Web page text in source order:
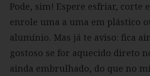
Pode, sim! Espere esfriar, corte
enrole uma a uma em plástico
alumínio. Mas já te aviso: fica
gostoso se for aquecido direto
ainda embrulhado, do que no